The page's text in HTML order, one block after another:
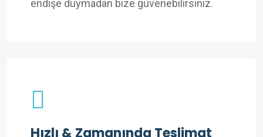
endişe duymadan bize güvenebilirsiniz.